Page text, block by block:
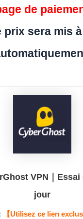
de
prix sera mis
VPN｜
jour
【Utilisez ce lien